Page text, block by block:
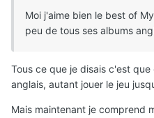
Moi j'aime bien le best of
peu de tous ses albums
Tous ce que je disais c'est
anglais, autant jouer le jeu
Mais maintenant je comprend